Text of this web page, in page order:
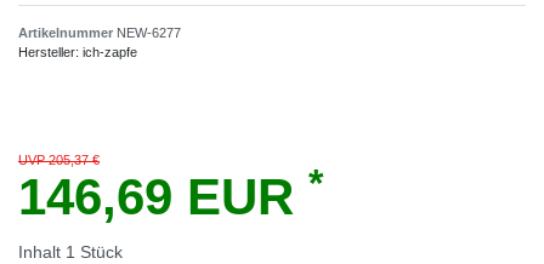
Artikelnummer NEW-6277
Hersteller: ich-zapfe
UVP 205,37 €
146,69 EUR *
Inhalt 1 Stück